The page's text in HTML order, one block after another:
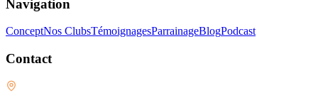
Navigation
ConceptNos ClubsTémoignagesParrainageBlogPodcast
Contact